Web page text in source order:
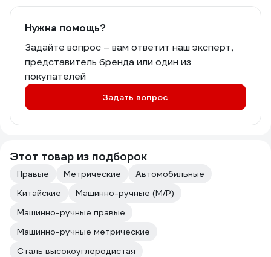
Нужна помощь?
Задайте вопрос – вам ответит наш эксперт,
представитель бренда или один из
покупателей
Задать вопрос
Этот товар из подборок
Правые Метрические
Автомобильные
Китайские
Машинно-ручные (М/Р)
Машинно-ручные правые
Машинно-ручные метрические
Сталь высокоуглеродистая